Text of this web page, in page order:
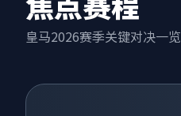
皇马2026赛季关键对决一览